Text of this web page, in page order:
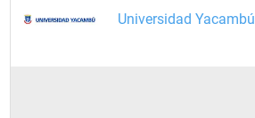
Universidad Yacambú